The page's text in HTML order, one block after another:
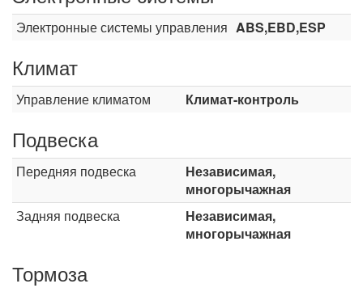
Электронные системы управления ABS,EBD,ESP
Климат
Управление климатом Климат-контроль
Подвеска
Передняя подвеска
Независимая,
многорычажная
Задняя подвеска
Независимая,
многорычажная
Тормоза